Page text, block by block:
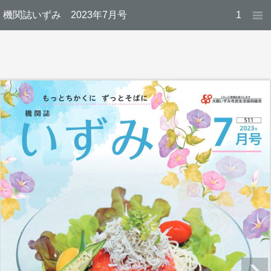
機関誌いずみ 2023年7月号 1